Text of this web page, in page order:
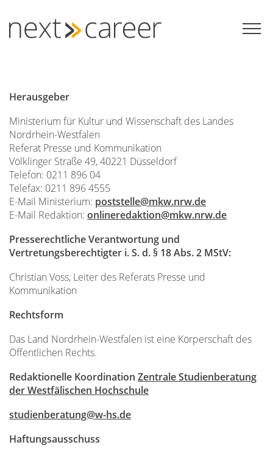
Inhalt
springen
Herausgeber
Ministerium für Kultur und Wissenschaft des Landes
Nordrhein-Westfalen
Referat Presse und Kommunikation
Völklinger Straße 49, 40221 Düsseldorf
Telefon: 0211 896 04
Telefax: 0211 896 4555
E-Mail Ministerium: poststelle@mkw.nrw.de
E-Mail Redaktion: onlineredaktion@mkw.nrw.de
Presserechtliche Verantwortung und
Vertretungsberechtigter i. S. d. § 18 Abs. 2 MStV:
Christian Voss, Leiter des Referats Presse und
Kommunikation
Rechtsform
Das Land Nordrhein-Westfalen ist eine Körperschaft des
Öffentlichen Rechts.
Redaktionelle Koordination Zentrale Studienberatung
der Westfälischen Hochschule
studienberatung@w-hs.de
Haftungsausschuss